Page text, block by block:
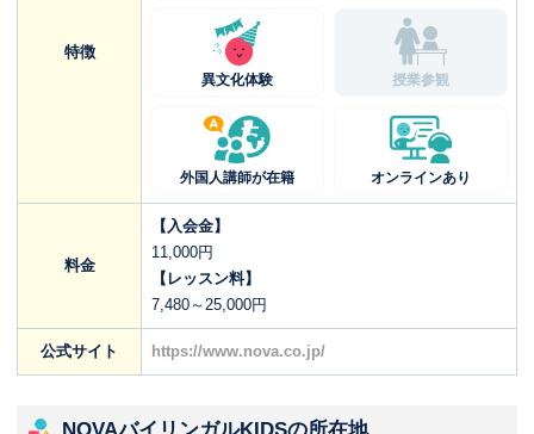
特徴
異文化体験 授業参観
外国人講師が在籍 オンラインあり
料金
【入会金】
11,000円
【レッスン料】
7,480～25,000円
公式サイト https://www.nova.co.jp/